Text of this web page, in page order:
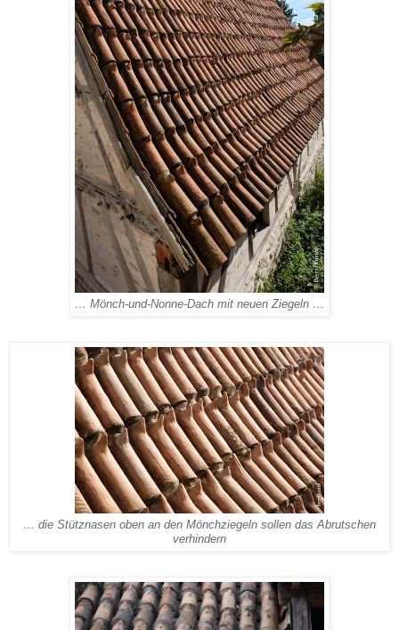
… Mönch-und-Nonne-Dach mit neuen Ziegeln …
… die Stütznasen oben an den Mönchziegeln sollen das Abrutschen
verhindern